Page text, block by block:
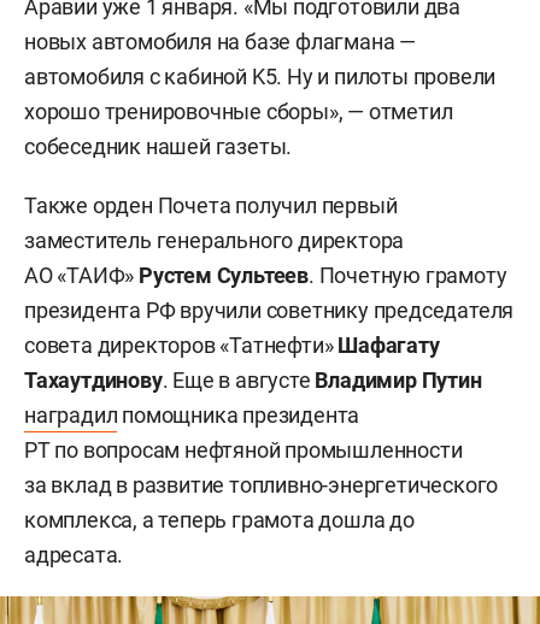
Аравии уже 1 января. «Мы подготовили два
новых автомобиля на базе флагмана —
автомобиля с кабиной K5. Ну и пилоты провели
хорошо тренировочные сборы», — отметил
собеседник нашей газеты.
Также орден Почета получил первый
заместитель генерального директора
АО «ТАИФ» Рустем Сультеев. Почетную грамоту
президента РФ вручили советнику председателя
совета директоров «Татнефти»Шафагату
Тахаутдинову. Еще в августе Владимир Путин
наградил помощника президента
РТ по вопросам нефтяной промышленности
за вклад в развитие топливно-энергетического
комплекса, а теперь грамота дошла до
адресата.